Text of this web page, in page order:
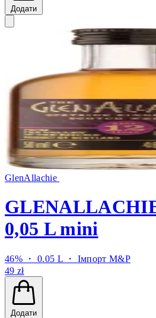
Додати
GlenAllachie
0,05 L mini
46% ・ 0.05 L ・ Імпорт M&P
49 zł
Додати